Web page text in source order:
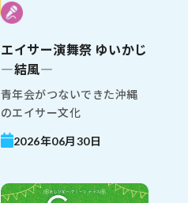
エイサー演舞祭 ゆいかじ
―結風―
青年会がつないできた沖縄
のエイサー文化
2026年06月30日